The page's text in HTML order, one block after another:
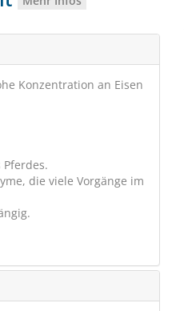
Konzentration an Eisen
die viele Vorgänge im